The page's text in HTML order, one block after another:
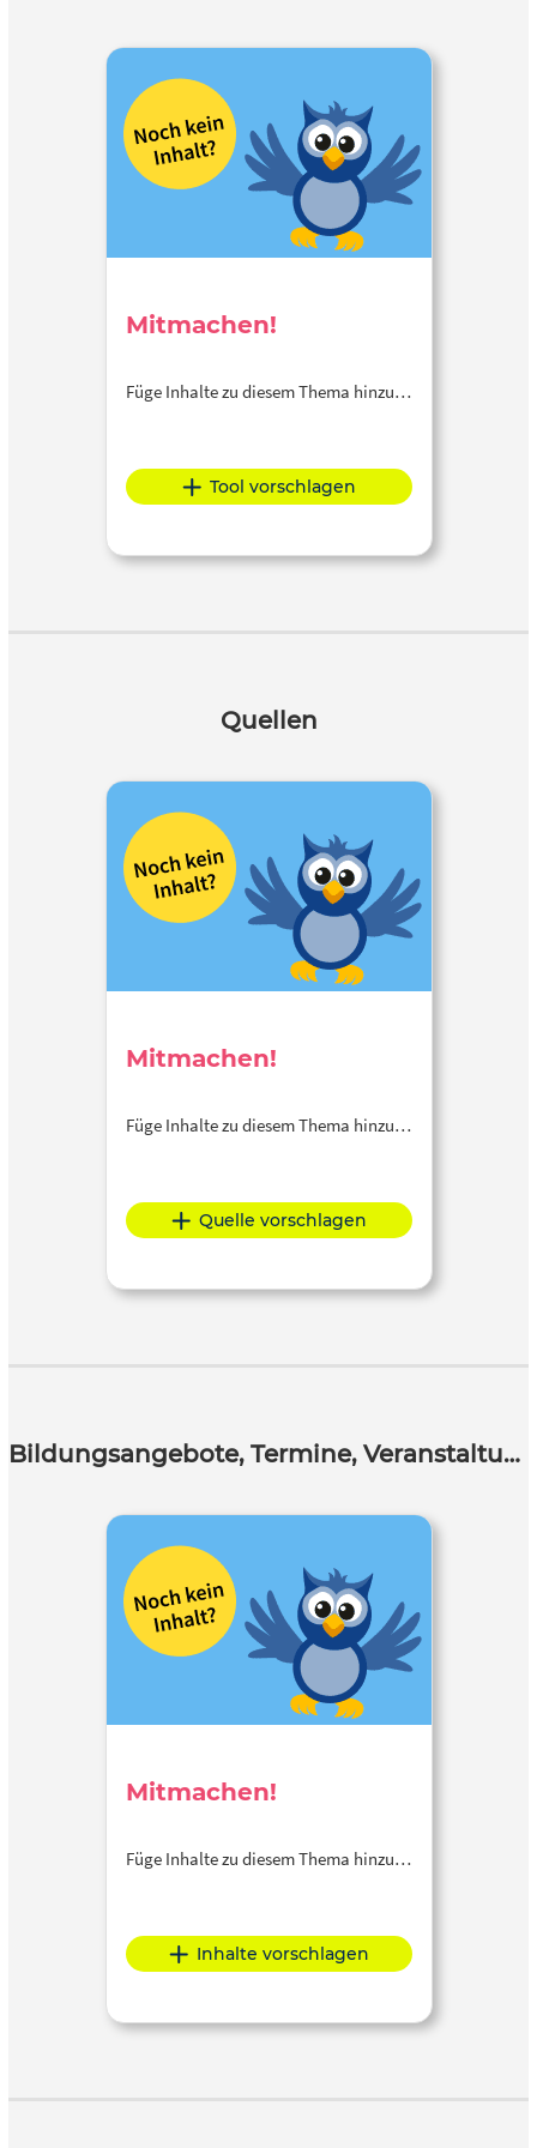
Mitmachen!
Füge Inhalte zu diesem Thema hinzu…
Tool vorschlagen
Quellen
Mitmachen!
Füge Inhalte zu diesem Thema hinzu…
Quelle vorschlagen
Bildungsangebote, Termine, Veranstaltungen
Mitmachen!
Füge Inhalte zu diesem Thema hinzu…
Inhalte vorschlagen